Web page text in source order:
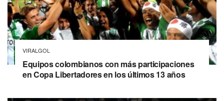
VIRALGOL
Equipos colombianos con más participaciones
en Copa Libertadores en los últimos 13 años